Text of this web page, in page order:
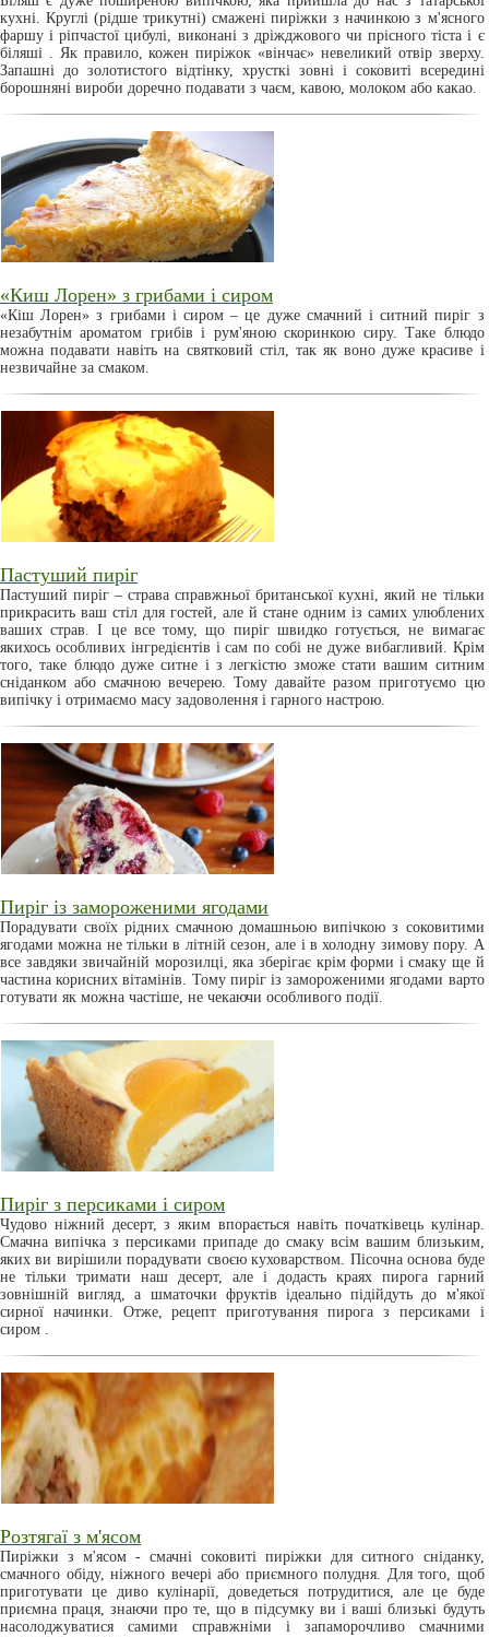
кухні. Круглі (рідше трикутні) смажені пиріжки з начинкою з м'ясного
фаршу і ріпчастої цибулі, виконані з дріжджового чи прісного тіста і є
біляші . Як правило, кожен пиріжок «вінчає» невеликий отвір зверху.
Запашні до золотистого відтінку, хрусткі зовні і соковиті всередині
борошняні вироби доречно подавати з чаєм, кавою, молоком або какао.
«Киш Лорен» з грибами і сиром
«Кіш Лорен» з грибами і сиром – це дуже смачний і ситний пиріг з
незабутнім ароматом грибів і рум'яною скоринкою сиру. Таке блюдо
можна подавати навіть на святковий стіл, так як воно дуже красиве і
незвичайне за смаком.
Пастуший пиріг
Пастуший пиріг – страва справжньої британської кухні, який не тільки
прикрасить ваш стіл для гостей, але й стане одним із самих улюблених
ваших страв. І це все тому, що пиріг швидко готується, не вимагає
якихось особливих інгредієнтів і сам по собі не дуже вибагливий. Крім
того, таке блюдо дуже ситне і з легкістю зможе стати вашим ситним
сніданком або смачною вечерею. Тому давайте разом приготуємо цю
випічку і отримаємо масу задоволення і гарного настрою.
Пиріг із замороженими ягодами
Порадувати своїх рідних смачною домашньою випічкою з соковитими
ягодами можна не тільки в літній сезон, але і в холодну зимову пору. А
все завдяки звичайній морозилці, яка зберігає крім форми і смаку ще й
частина корисних вітамінів. Тому пиріг із замороженими ягодами варто
готувати як можна частіше, не чекаючи особливого події.
Пиріг з персиками і сиром
Чудово ніжний десерт, з яким впорається навіть початківець кулінар.
Смачна випічка з персиками припаде до смаку всім вашим близьким,
яких ви вирішили порадувати своєю куховарством. Пісочна основа буде
не тільки тримати наш десерт, але і додасть краях пирога гарний
зовнішній вигляд, а шматочки фруктів ідеально підійдуть до м'якої
сирної начинки. Отже, рецепт приготування пирога з персиками і
сиром .
Розтягаї з м'ясом
Пиріжки з м'ясом - смачні соковиті пиріжки для ситного сніданку,
смачного обіду, ніжного вечері або приємного полудня. Для того, щоб
приготувати це диво кулінарії, доведеться потрудитися, але це буде
приємна праця, знаючи про те, що в підсумку ви і ваші близькі будуть
насолоджуватися самими справжніми і запаморочливо смачними